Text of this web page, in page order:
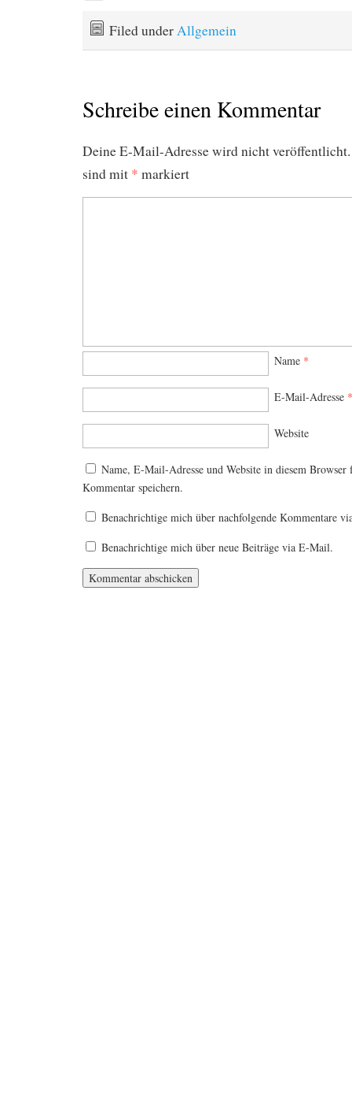
Filed underAllgemein
Schreibe einen Kommentar
Deine E-Mail-Adresse wird nicht veröffentlicht.
sind mit * markiert
Name *
E-Mail-Adresse *
Website
Name, E-Mail-Adresse und Website in diesem Browser
Kommentar speichern.
Benachrichtige mich über nachfolgende Kommentare
Benachrichtige mich über neue Beiträge via E-Mail.